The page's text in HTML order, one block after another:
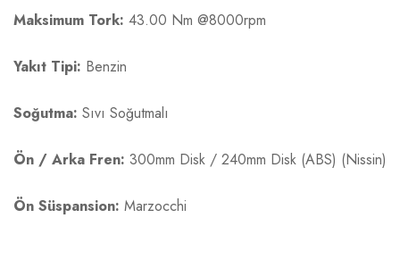
Maksimum Tork: 43.00 Nm @8000rpm
Yakıt Tipi: Benzin
Soğutma: Sıvı Soğutmalı
Ön / Arka Fren: 300mm Disk / 240mm Disk (ABS) (Nissin)
Ön Süspansion: Marzocchi